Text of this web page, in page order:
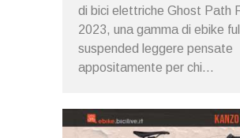
di bici elettriche Ghost Path
2023, una gamma di ebike full
suspended leggere pensate
appositamente per chi...